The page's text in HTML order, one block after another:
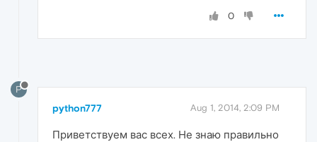
0
P
python777 Aug 1, 2014, 2:09 PM
Приветствуем вас всех. Не знаю правильно